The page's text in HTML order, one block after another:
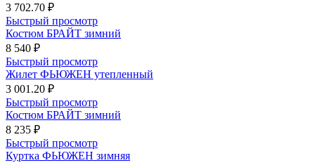
3 702.70 ₽
Быстрый просмотр
Костюм БРАЙТ зимний
8 540 ₽
Быстрый просмотр
Жилет ФЬЮЖЕН утепленный
3 001.20 ₽
Быстрый просмотр
Костюм БРАЙТ зимний
8 235 ₽
Быстрый просмотр
Куртка ФЬЮЖЕН зимняя